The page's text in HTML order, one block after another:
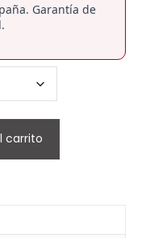
Garantía de
carrito